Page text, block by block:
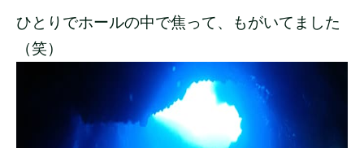
ひとりでホールの中で焦って、もがいてました
（笑）